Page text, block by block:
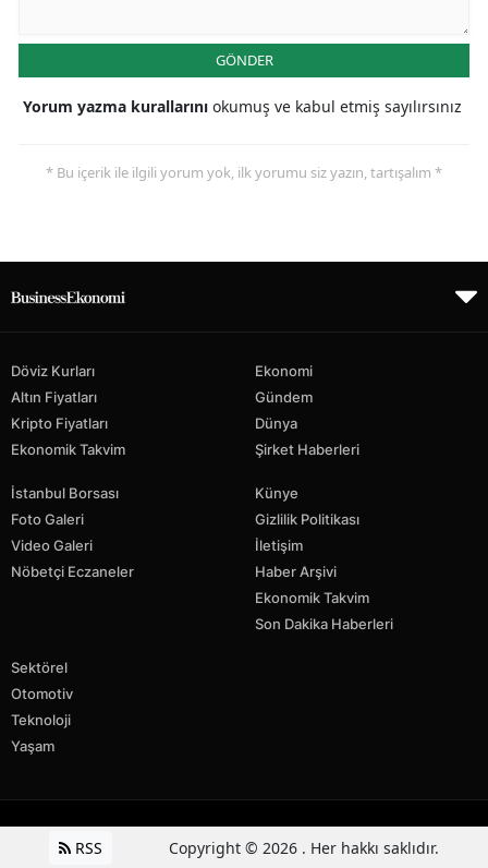
GÖNDER
Yorum yazma kurallarını okumuş ve kabul etmiş sayılırsınız
* Bu içerik ile ilgili yorum yok, ilk yorumu siz yazın, tartışalım *
Döviz Kurları
Altın Fiyatları
Kripto Fiyatları
Ekonomik Takvim
Ekonomi
Gündem
Dünya
Şirket Haberleri
İstanbul Borsası
Foto Galeri
Video Galeri
Nöbetçi Eczaneler
Künye
Gizlilik Politikası
İletişim
Haber Arşivi
Ekonomik Takvim
Son Dakika Haberleri
Sektörel
Otomotiv
Teknoloji
Yaşam
RSS Copyright © 2026 . Her hakkı saklıdır.